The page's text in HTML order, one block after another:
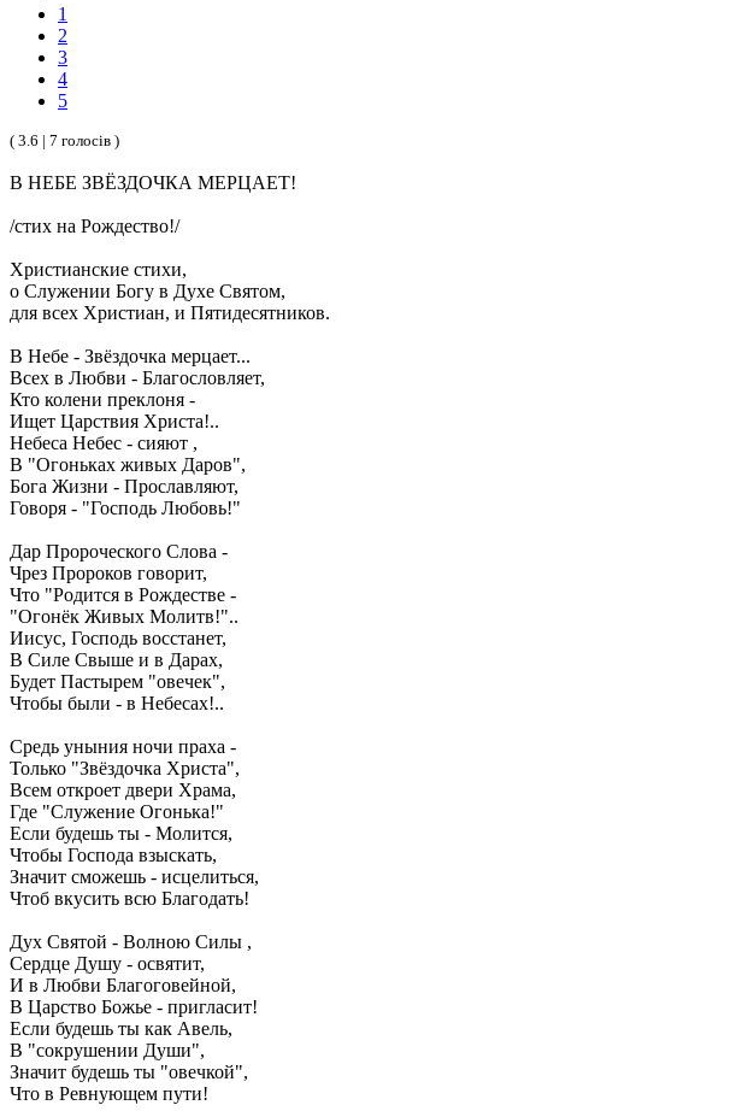
1
2
3
4
5
( 3.6 | 7 голосів )
В НЕБЕ ЗВЁЗДОЧКА МЕРЦАЕТ!
/стих на Рождество!/
Христианские стихи,
о Служении Богу в Духе Святом,
для всех Христиан, и Пятидесятников.
В Небе - Звёздочка мерцает...
Всех в Любви - Благословляет,
Кто колени преклоня -
Ищет Царствия Христа!..
Небеса Небес - сияют ,
В "Огоньках живых Даров",
Бога Жизни - Прославляют,
Говоря - "Господь Любовь!"
Дар Пророческого Слова -
Чрез Пророков говорит,
Что "Родится в Рождестве -
"Огонёк Живых Молитв!"..
Иисус, Господь восстанет,
В Силе Свыше и в Дарах,
Будет Пастырем "овечек",
Чтобы были - в Небесах!..
Средь уныния ночи праха -
Только "Звёздочка Христа",
Всем откроет двери Храма,
Где "Служение Огонька!"
Если будешь ты - Молится,
Чтобы Господа взыскать,
Значит сможешь - исцелиться,
Чтоб вкусить всю Благодать!
Дух Святой - Волною Силы ,
Сердце Душу - освятит,
И в Любви Благоговейной,
В Царство Божье - пригласит!
Если будешь ты как Авель,
В "сокрушении Души",
Значит будешь ты "овечкой",
Что в Ревнующем пути!